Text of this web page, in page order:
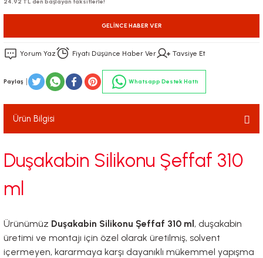
GELINCE HABER VER
Yorum Yaz Fiyatı Düşünce Haber Ver Tavsiye Et
Paylaş Whatsapp Destek Hattı
Ürün Bilgisi
Duşakabin Silikonu Şeffaf 310
ml
Ürünümüz Duşakabin Silikonu Şeffaf 310 ml, duşakabin
üretimi ve montajı için özel olarak üretilmiş, solvent
içermeyen, kararmaya karşı dayanıklı mükemmel yapışma